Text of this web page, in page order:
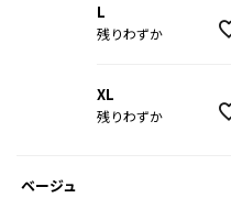
L
残りわずか
XL
残りわずか
ベージュ